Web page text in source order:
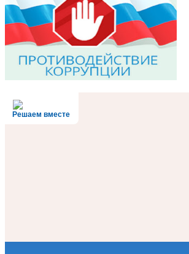
Решаем вместе